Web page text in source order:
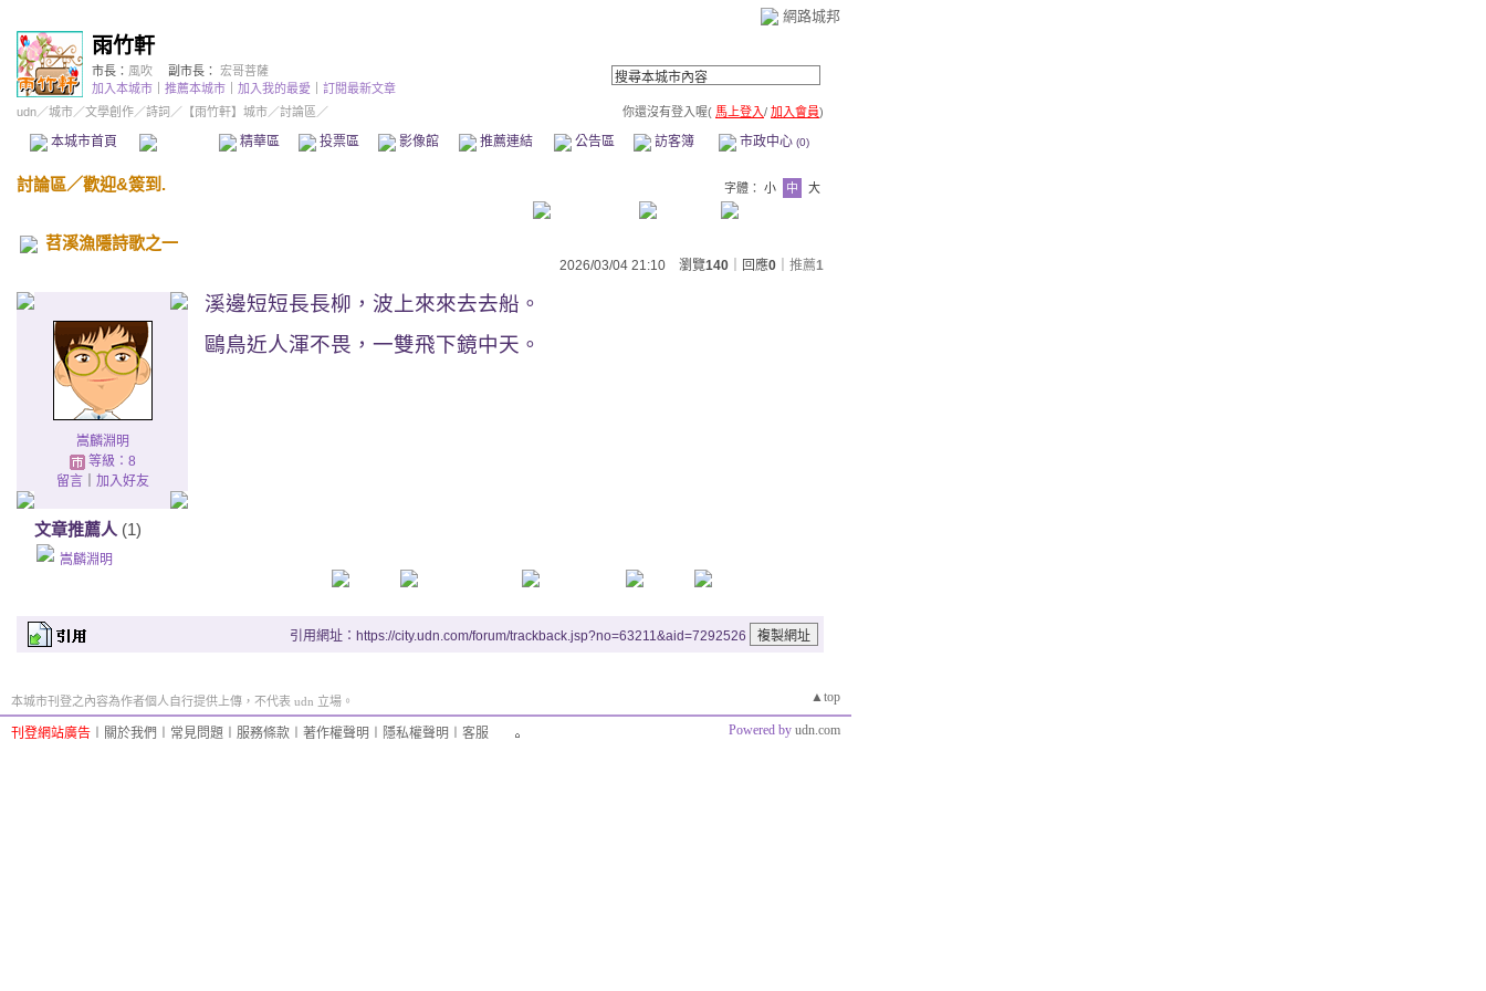
網路城邦
雨竹軒
市長： 風吹 副市長： 宏哥菩薩
加入本城市
推薦本城市 加入我的最愛
訂閱最新文章
udn／城市／文學創作／詩詞 ／ 【雨竹軒】城市／討論區／ 你還沒有登入喔( 馬上登入/ 加入會員)
本城市首頁 精華區 投票區 影像館 推薦連結 公告區 訪客簿 市政中心 (0)
討論區／歡迎&簽到. 字體： 小 中 大
苕溪漁隱詩歌之一
2026/03/04 21:10 瀏覽140 ｜回應0 推薦1
嵩麟淵明
等級：8
留言｜ 加入好友
文章推薦人 (1)
嵩麟淵明
溪邊短短長長柳，波上來來去去船。
鷗鳥近人渾不畏，一雙飛下鏡中天。
引用網址：https://city.udn.com/forum/trackback.jsp?no=63211&aid=7292526
▲top
本城市刊登之內容為作者個人自行提供上傳，不代表 udn 立場。
刊登網站廣告 關於我們 常見問題 服務條款 著作權聲明 隱私權聲明 客服 Powered by udn.com